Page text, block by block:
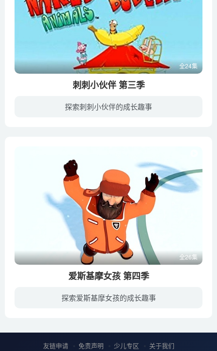
全24集
刺刺小伙伴 第三季
探索刺刺小伙伴的成长趣事
全26集
爱斯基摩女孩 第四季
探索爱斯基摩女孩的成长趣事
友链申请 免责声明 少儿专区 关于我们